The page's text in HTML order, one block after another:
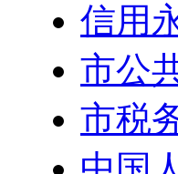
信用
市公
市税